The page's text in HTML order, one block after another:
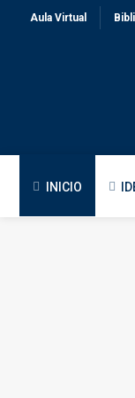
Aula Virtual
INICIO